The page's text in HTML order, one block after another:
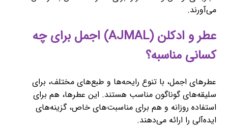
می‌آورند.
عطر و ادکلن (AJMAL) اجمل برای چه
کسانی مناسبه؟
عطرهای اجمل، با تنوع رایحه‌ها و طبع‌های مختلف، برای
سلیقه‌های گوناگون مناسب هستند. این عطرها، هم برای
استفاده روزانه و هم برای مناسبت‌های خاص، گزینه‌های
ایده‌آلی را ارائه می‌دهند.